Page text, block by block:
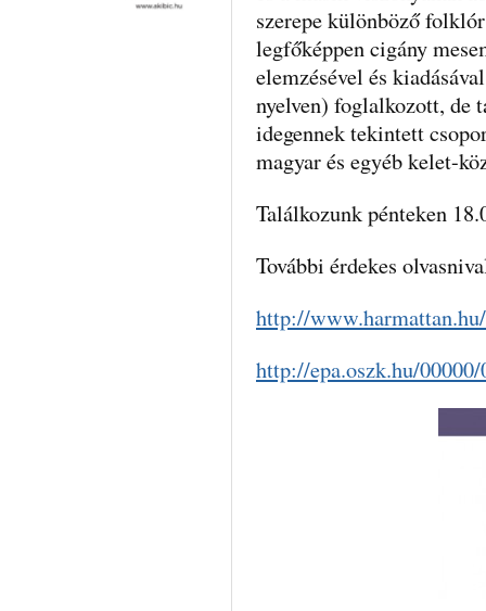
szerepe különböző
legfőképpen cigány
elemzésével és
nyelven) foglalkozott, de
idegennek tekintett
magyar és egyéb kelet-
Találkozunk pénteken
További érdekes
http://
http://epa.oszk.hu/